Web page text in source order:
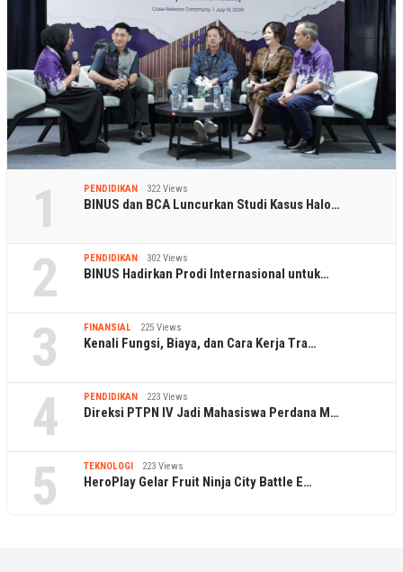
1 PENDIDIKAN 322 Views
BINUS dan BCA Luncurkan Studi Kasus Halo…
2 PENDIDIKAN 302 Views
BINUS Hadirkan Prodi Internasional untuk…
3 FINANSIAL 225 Views
Kenali Fungsi, Biaya, dan Cara Kerja Tra…
4 PENDIDIKAN 223 Views
Direksi PTPN IV Jadi Mahasiswa Perdana M…
5 TEKNOLOGI 223 Views
HeroPlay Gelar Fruit Ninja City Battle E…